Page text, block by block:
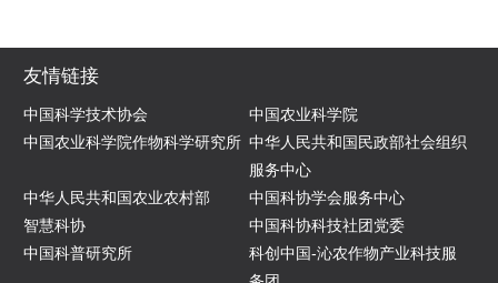
友情链接
中国科学技术协会
中国农业科学院
中国农业科学院作物科学研究所 中华人民共和国民政部社会组织
服务中心
中华人民共和国农业农村部
中国科协学会服务中心
智慧科协
中国科协科技社团党委
中国科普研究所
科创中国-沁农作物产业科技服